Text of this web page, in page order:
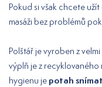
Pokud si však chcete
masáži bez problémů
Polštář je vyroben z
výplň je z recyklovaného
hygienu je potah